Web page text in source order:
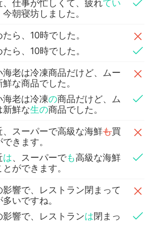
仕事が忙しくて、疲れてい
朝寝坊しました。
たら、10時でした。
たら、10時でした。
海老は冷凍商品だけど、ムー
な商品でした。
海老は冷凍の商品だけど、ム
新鮮な生の商品でした。
スーパーで高級な海鮮も買
きます。
は、スーパーでも高級な海鮮
ができます。
影響で、レストラン閉まって
多いですね。
影響で、レストランは閉まっ